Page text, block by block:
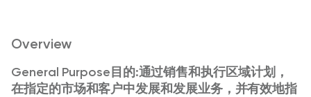
Overview
General Purpose目的:通过销售和执行区域计划，
在指定的市场和客户中发展和发展业务，并有效地指